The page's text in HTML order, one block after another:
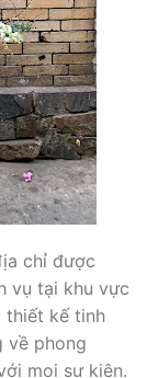
chỉ được
vụ tại khu vực
thiết kế tinh
về phong
mọi sự kiện.